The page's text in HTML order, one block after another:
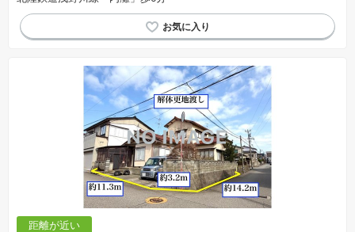
場合があります。
距離が近い